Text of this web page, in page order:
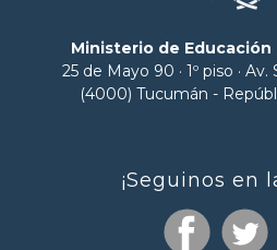
Ministerio de Educación
25 de Mayo 90 · 1º piso ·
(4000) Tucumán -
¡Seguinos en